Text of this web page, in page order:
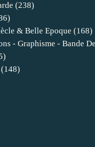
(238)
& Belle Epoque (168)
- Graphisme - Bande
(148)